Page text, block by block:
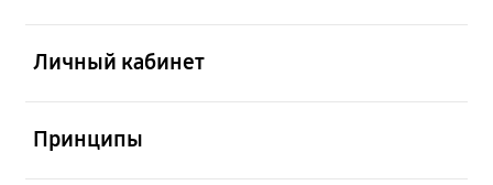
Личный кабинет
Принципы